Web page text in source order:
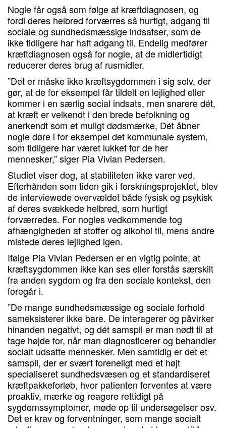
Nogle får også som følge af kræftdiagnosen, og
fordi deres helbred forværres så hurtigt, adgang til
sociale og sundhedsmæssige indsatser, som de
ikke tidligere har haft adgang til. Endelig medfører
kræftdiagnosen også for nogle, at de midlertidigt
reducerer deres brug af rusmidler.
”Det er måske ikke kræftsygdommen i sig selv, der
gør, at de for eksempel får tildelt en lejlighed eller
kommer i en særlig social indsats, men snarere dét,
at kræft er velkendt i den brede befolkning og
anerkendt som et muligt dødsmærke, Dét åbner
nogle døre i for eksempel det kommunale system,
som tidligere har været lukket for de her
mennesker,” siger Pia Vivian Pedersen.
Studiet viser dog, at stabiliteten ikke varer ved.
Efterhånden som tiden gik i forskningsprojektet, blev
de interviewede overvældet både fysisk og psykisk
af deres svækkede helbred, som hurtigt
forværredes. For nogles vedkommende tog
afhængigheden af stoffer og alkohol til, mens andre
mistede deres lejlighed igen.
Ifølge Pia Vivian Pedersen er en vigtig pointe, at
kræftsygdommen ikke kan ses eller forstås særskilt
fra anden sygdom og fra den sociale kontekst, den
foregår i.
”De mange sundhedsmæssige og sociale forhold
sameksisterer ikke bare. De interagerer og påvirker
hinanden negativt, og dét samspil er man nødt til at
tage højde for, når man diagnosticerer og behandler
socialt udsatte mennesker. Men samtidig er det et
samspil, der er svært foreneligt med et højt
specialiseret sundhedsvæsen og et standardiseret
kræftpakkeforløb, hvor patienten forventes at være
proaktiv, mærke og reagere rettidigt på
sygdomssymptomer, møde op til undersøgelser osv.
Det er krav og forventninger, som mange socialt